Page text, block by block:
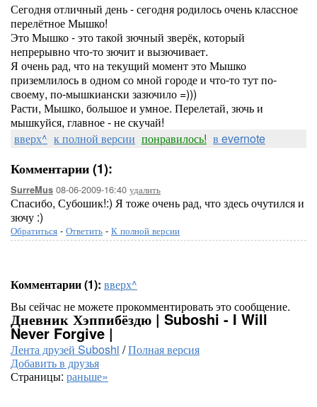
Сегодня отличный день - сегодня родилось очень классное
перелётное Мышко!
Это Мышко - это такой зючный зверёк, который
непрерывно что-то зючит и вызючивает.
Я очень рад, что на текущий момент это Мышко
приземлилось в одном со мной городе и что-то тут по-
своему, по-мышкиански зазючило =)))
Расти, Мышко, большое и умное. Перелетай, зючь и
мышкуйся, главное - не скучай!
вверх^ к полной версии понравилось! в evernote
Комментарии (1):
SurreMus 08-06-2009-16:40 удалить
Спасибо, Субошик!:) Я тоже очень рад, что здесь очутился и
зючу :)
Обратиться - Ответить - К полной версии
Комментарии (1): вверх^
Вы сейчас не можете прокомментировать это сообщение.
Дневник Хэппибёздю | Suboshi - I Will
Never Forgive |
Лента друзей Suboshi /Полная версия
Добавить в друзья
Страницы: раньше»